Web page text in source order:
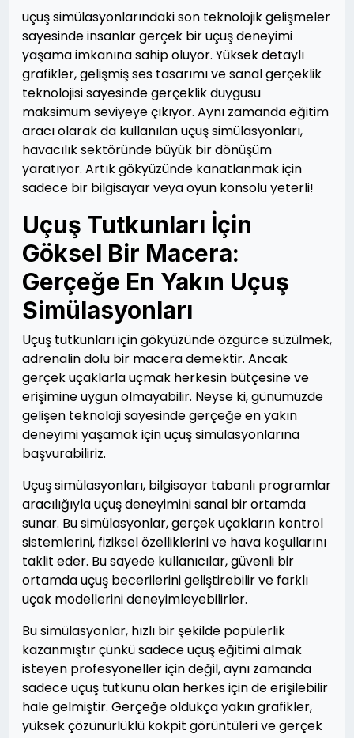
uçuş simülasyonlarındaki son teknolojik gelişmeler
sayesinde insanlar gerçek bir uçuş deneyimi
yaşama imkanına sahip oluyor. Yüksek detaylı
grafikler, gelişmiş ses tasarımı ve sanal gerçeklik
teknolojisi sayesinde gerçeklik duygusu
maksimum seviyeye çıkıyor. Aynı zamanda eğitim
aracı olarak da kullanılan uçuş simülasyonları,
havacılık sektöründe büyük bir dönüşüm
yaratıyor. Artık gökyüzünde kanatlanmak için
sadece bir bilgisayar veya oyun konsolu yeterli!
Uçuş Tutkunları İçin
Göksel Bir Macera:
Gerçeğe En Yakın Uçuş
Simülasyonları
Uçuş tutkunları için gökyüzünde özgürce süzülmek,
adrenalin dolu bir macera demektir. Ancak
gerçek uçaklarla uçmak herkesin bütçesine ve
erişimine uygun olmayabilir. Neyse ki, günümüzde
gelişen teknoloji sayesinde gerçeğe en yakın
deneyimi yaşamak için uçuş simülasyonlarına
başvurabiliriz.
Uçuş simülasyonları, bilgisayar tabanlı programlar
aracılığıyla uçuş deneyimini sanal bir ortamda
sunar. Bu simülasyonlar, gerçek uçakların kontrol
sistemlerini, fiziksel özelliklerini ve hava koşullarını
taklit eder. Bu sayede kullanıcılar, güvenli bir
ortamda uçuş becerilerini geliştirebilir ve farklı
uçak modellerini deneyimleyebilirler.
Bu simülasyonlar, hızlı bir şekilde popülerlik
kazanmıştır çünkü sadece uçuş eğitimi almak
isteyen profesyoneller için değil, aynı zamanda
sadece uçuş tutkunu olan herkes için de erişilebilir
hale gelmiştir. Gerçeğe oldukça yakın grafikler,
yüksek çözünürlüklü kokpit görüntüleri ve gerçek